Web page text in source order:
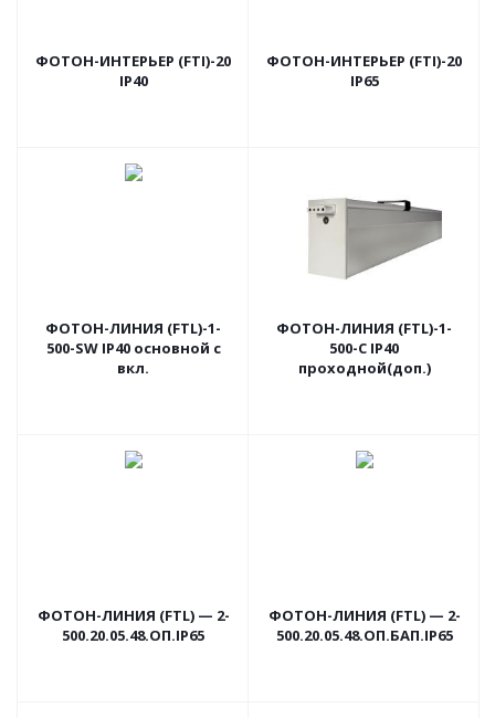
ФОТОН-ИНТЕРЬЕР (FTI)-20
IP40
ФОТОН-ИНТЕРЬЕР (FTI)-20
IP65
ФОТОН-ЛИНИЯ (FTL)-1-
500-SW IP40 основной с
вкл.
ФОТОН-ЛИНИЯ (FTL)-1-
500-C IP40
проходной(доп.)
ФОТОН-ЛИНИЯ (FTL) — 2-
500.20.05.48.ОП.IP65
ФОТОН-ЛИНИЯ (FTL) — 2-
500.20.05.48.ОП.БАП.IP65